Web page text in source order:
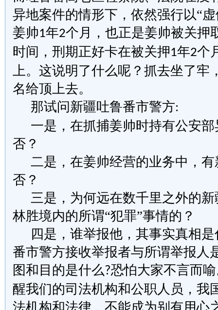
异地案件的情形下，依然强行以“
姜帅1年2个月，也正是姜帅被关押
时间，刑期正好卡在被关押1年2个
上。这说明了什么呢？抓去坐了牢
名给顶上去。
那试问新疆吐鲁番市警方:
一是 ，在抓捕姜帅时持有公安
否 ？
二是 ，在姜帅经营的业务中，
否 ？
三是 ， 为何远在数千里之外的
林胜境内的所谓“犯罪”事情的 ？
四是 ，谁举报他，其事实真相
番市警方接收举报者与所谓举报人
图和目的是什么 ?恐怕大家不言而
醒我们的司法机构和公职人员，我
法机构和法律，不能成为别有用心